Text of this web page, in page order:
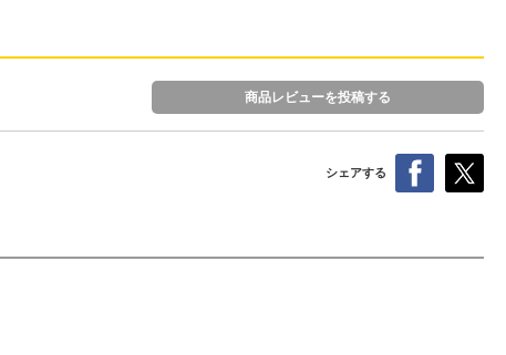
商品レビューを投稿する
シェアする